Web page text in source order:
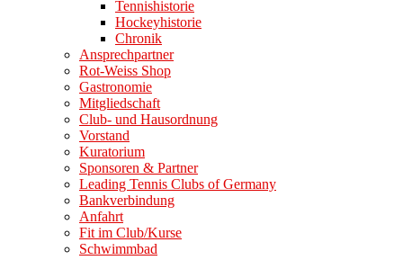
Tennishistorie
Hockeyhistorie
Chronik
Ansprechpartner
Rot-Weiss Shop
Gastronomie
Mitgliedschaft
Club- und Hausordnung
Vorstand
Kuratorium
Sponsoren & Partner
Leading Tennis Clubs of Germany
Bankverbindung
Anfahrt
Fit im Club/Kurse
Schwimmbad